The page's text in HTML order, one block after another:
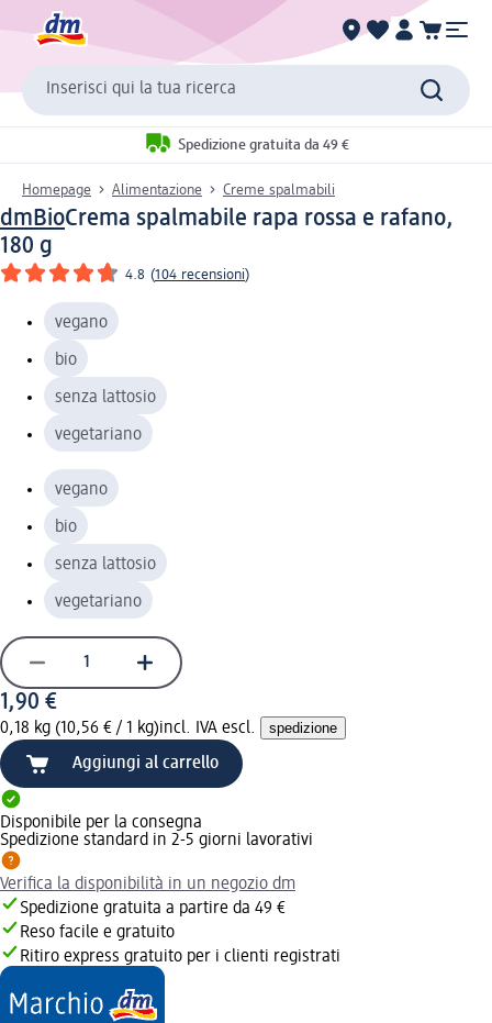
Inserisci qui la tua ricerca
Spedizione gratuita da 49 €
Homepage Alimentazione Creme spalmabili
dmBioCrema spalmabile rapa rossa e rafano,
180 g
4.8 (104 recensioni)
vegano
bio
senza lattosio
vegetariano
vegano
bio
senza lattosio
vegetariano
1,90 €
0,18 kg (10,56 € / 1 kg)incl. IVA escl. spedizione
Aggiungi al carrello
Disponibile per la consegna
Spedizione standard in 2-5 giorni lavorativi
Verifica la disponibilità in un negozio dm
Spedizione gratuita a partire da 49 €
Reso facile e gratuito
Ritiro express gratuito per i clienti registrati